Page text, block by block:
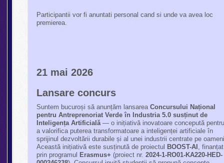
Participantii vor fi anuntati personal cand si unde va avea loc
premierea.
21 mai 2026
Lansare concurs
Suntem bucuroși să anunțăm lansareaConcursului Național
pentru Antreprenoriat Verde în Industria 5.0 susținut de
Inteligența Artificială— o inițiativă inovatoare concepută
a valorifica puterea transformatoare a inteligenței artificiale în
sprijinul dezvoltării durabile și al unei industrii centrate pe
Această inițiativă este susținută de proiectul BOOST-AI , finanțat
prin programul Erasmus+ (proiect nr.2024-1-RO01-KA220-HED-